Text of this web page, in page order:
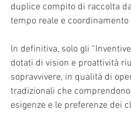
duplice compito di raccolta
tempo reale e
ln definitiva, solo gli
dotati di vision e proattività
sopravvivere, in qualità di
tradizionali che
esigenze e le preferenze dei